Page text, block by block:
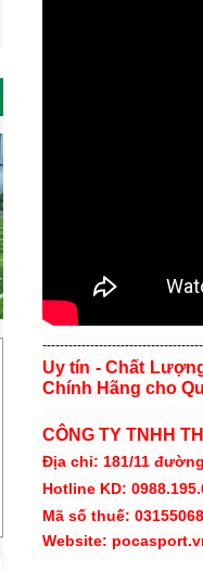
Uy tín - Chất
Chính Hãng cho
CÔNG TY TNHH
Địa chỉ: 181/11
Hotline KD:
Mã số thuế:
Website: